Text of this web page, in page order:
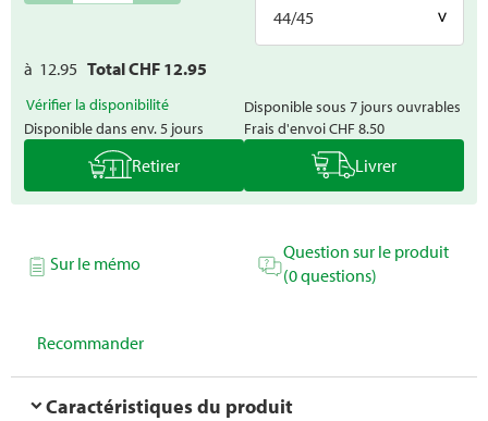
44/45
à 12.95 Total CHF 12.95
Vérifier la disponibilité
Disponible dans env. 5 jours
Disponible sous 7 jours ouvrables
Frais d'envoiCHF 8.50
Retirer Livrer
Sur le mémo
Question sur le produit
(0 questions)
Recommander
Caractéristiques du produit